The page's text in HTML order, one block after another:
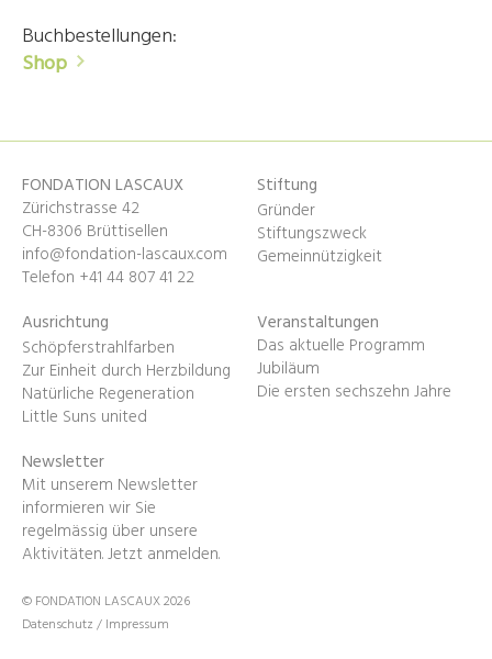
Buchbestellungen:
Shop
FONDATION LASCAUX
Zürichstrasse 42
CH-8306 Brüttisellen
info@fondation-lascaux.com
Telefon +41 44 807 41 22
Stiftung
Gründer
Stiftungszweck
Gemeinnützigkeit
Ausrichtung
Schöpferstrahlfarben
Zur Einheit durch Herzbildung
Natürliche Regeneration
Little Suns united
Veranstaltungen
Das aktuelle Programm
Jubiläum
Die ersten sechszehn Jahre
Newsletter
Mit unserem Newsletter
informieren wir Sie
regelmässig über unsere
Aktivitäten.Jetzt anmelden.
© FONDATION LASCAUX 2026
Datenschutz / Impressum